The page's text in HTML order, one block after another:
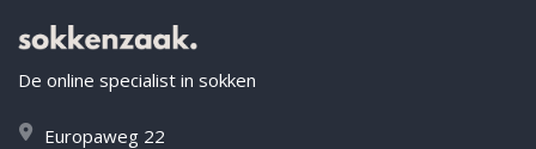
De online specialist in sokken
Europaweg 22